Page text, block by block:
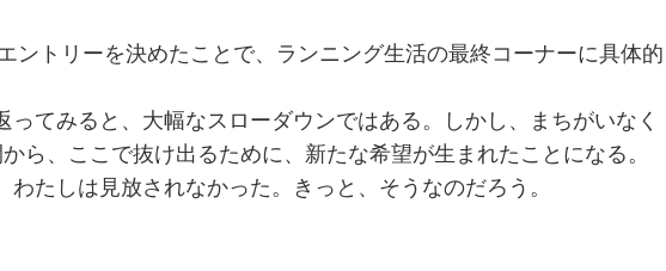
ントリーを決めたことで、ランニング生活の最終コーナーに具体的
てみると、大幅なスローダウンではある。しかし、まちがいなく
ら、ここで抜け出るために、新たな希望が生まれたことになる。
たしは見放されなかった。きっと、そうなのだろう。